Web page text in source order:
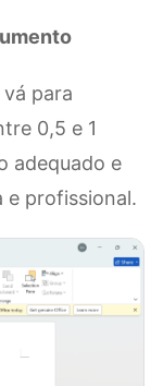
para
0,5 e 1
adequado e
e profissional.